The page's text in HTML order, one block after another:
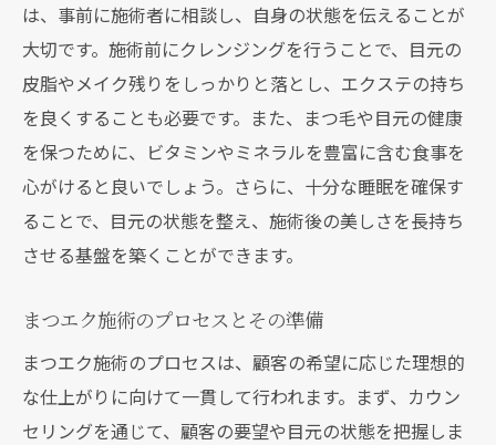
施術者の教育背景とトレーニング履歴の確
認
お客様の声で施術者の技術力を見極める方
法
施術者とのコミュニケーションが重要な理
由
成功するまつエクトレーニング群馬県で推奨さ
まつエクの持続性を高める毎日のケア方法
トレーニング後に知っておくべきアフター
ケアポイント
アフターケアサービスが充実したサロンの
は、事前に施術者に相談し、自身の状態を伝えることが
大切です。施術前にクレンジングを行うことで、目元の
皮脂やメイク残りをしっかりと落とし、エクステの持ち
を良くすることも必要です。また、まつ毛や目元の健康
を保つために、ビタミンやミネラルを豊富に含む食事を
心がけると良いでしょう。さらに、十分な睡眠を確保す
ることで、目元の状態を整え、施術後の美しさを長持ち
させる基盤を築くことができます。
まつエク施術のプロセスとその準備
まつエク施術のプロセスは、顧客の希望に応じた理想的
な仕上がりに向けて一貫して行われます。まず、カウン
セリングを通じて、顧客の要望や目元の状態を把握しま